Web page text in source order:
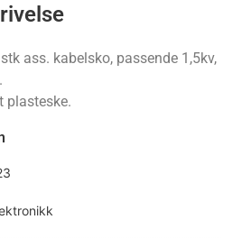
ass. kabelsko, passende 1,5kv,
plasteske.